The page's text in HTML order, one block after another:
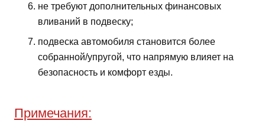
не требуют дополнительных финансовых
вливаний в подвеску;
подвеска автомобиля становится более
собранной/упругой, что напрямую влияет на
безопасность и комфорт езды.
Примечания: